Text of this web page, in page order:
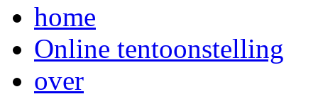
home
Online tentoonstelling
over